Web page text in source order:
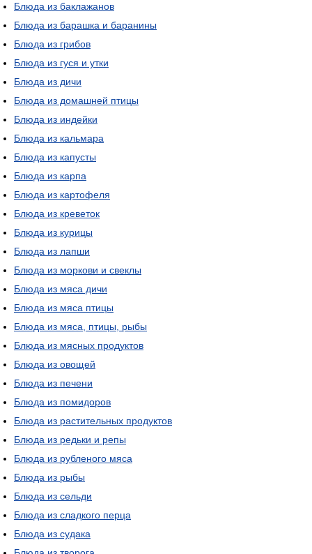
Блюда из баклажанов
Блюда из барашка и баранины
Блюда из грибов
Блюда из гуся и утки
Блюда из дичи
Блюда из домашней птицы
Блюда из индейки
Блюда из кальмара
Блюда из капусты
Блюда из карпа
Блюда из картофеля
Блюда из креветок
Блюда из курицы
Блюда из лапши
Блюда из моркови и свеклы
Блюда из мяса дичи
Блюда из мяса птицы
Блюда из мяса, птицы, рыбы
Блюда из мясных продуктов
Блюда из овощей
Блюда из печени
Блюда из помидоров
Блюда из растительных продуктов
Блюда из редьки и репы
Блюда из рубленого мяса
Блюда из рыбы
Блюда из сельди
Блюда из сладкого перца
Блюда из судака